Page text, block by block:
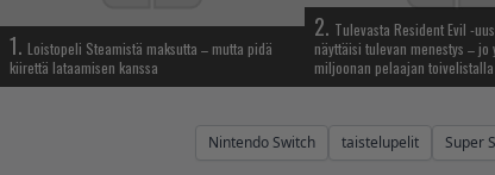
1. Loistopeli Steamistä maksutta – mutta pidä
kiirettä lataamisen kanssa
2. Tulevasta Resident Evil -
näyttäisi tulevan menestys – jo
miljoonan pelaajan toivelistalla
Nintendo Switch taistelupelit Super